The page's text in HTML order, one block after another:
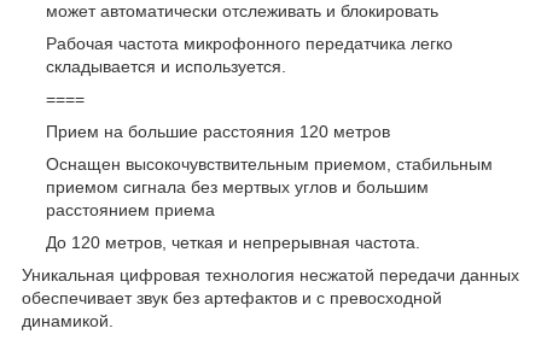
может автоматически отслеживать и блокировать
Рабочая частота микрофонного передатчика легко
складывается и используется.
====
Прием на большие расстояния 120 метров
Оснащен высокочувствительным приемом, стабильным
приемом сигнала без мертвых углов и большим
расстоянием приема
До 120 метров, четкая и непрерывная частота.
Уникальная цифровая технология несжатой передачи данных
обеспечивает звук без артефактов и с превосходной
динамикой.